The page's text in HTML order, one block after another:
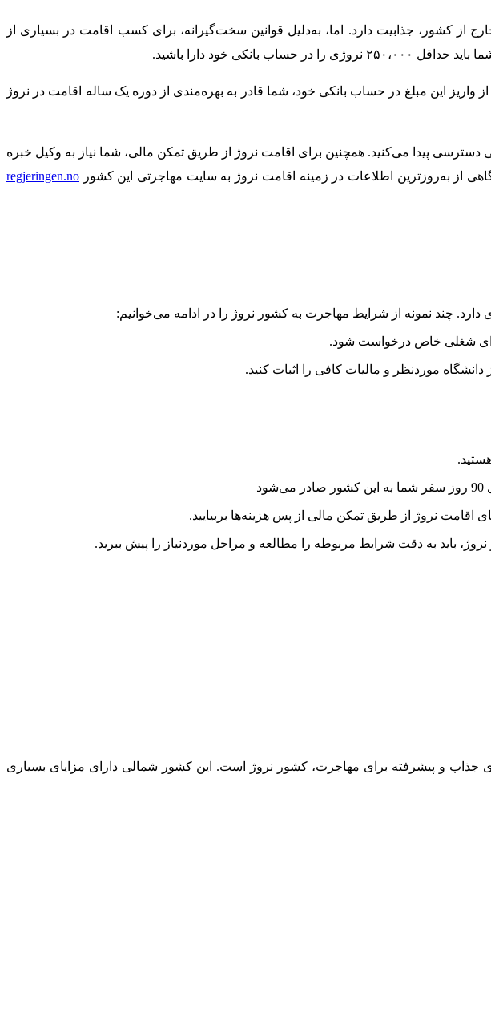
از کشور، جذابیت دارد. اما، به‌دلیل قوانین سخت‌گیرانه، برای کسب اقامت در بسیاری از
خود دارا باشید.
واریز این مبلغ در حساب بانکی خود، شما قادر به بهره‌مندی از دوره یک ساله اقامت در نروژ
پیدا می‌کنید. همچنین برای اقامت نروژ از طریق تمکن مالی، شما نیاز به وکیل خبره
از به‌روزترین اطلاعات در زمینه اقامت نروژ به سایت مهاجرتی این کشور regjeringen.no
چند نمونه از شرایط مهاجرت به کشور نروژ را در ادامه می‌خوانیم:
برای شغلی خاص درخواست شود.
موردنظر و مالیات کافی را اثبات کنید.
نروژ از طریق تمکن مالی از پس هزینه‌ها بربیایید.
نروژ، باید به دقت شرایط مربوطه را مطالعه و مراحل موردنیاز را پیش ببرید.
و پیشرفته برای مهاجرت، کشور نروژ است. این کشور شمالی دارای مزایای بسیاری